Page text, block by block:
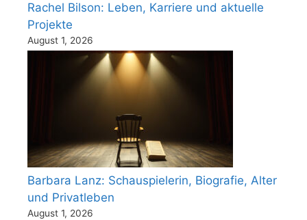
Rachel Bilson: Leben, Karriere und aktuelle
Projekte
August 1, 2026
Barbara Lanz: Schauspielerin, Biografie, Alter
und Privatleben
August 1, 2026